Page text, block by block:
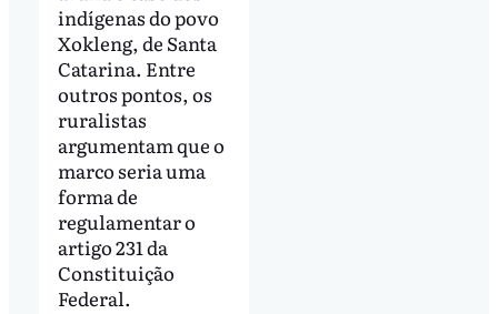
indígenas do povo
Xokleng, de Santa
Catarina. Entre
outros pontos, os
ruralistas
argumentam que o
marco seria uma
forma de
regulamentar o
artigo 231 da
Constituição
Federal.